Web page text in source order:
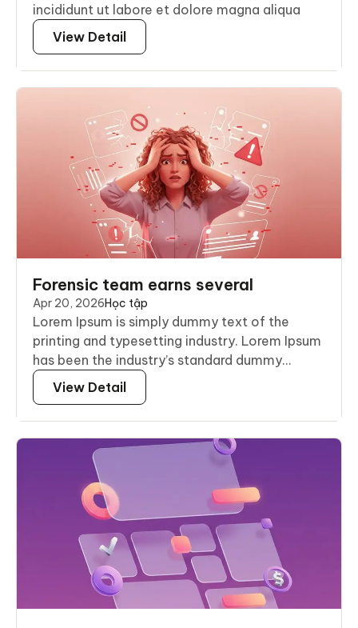
incididunt ut labore et dolore magna aliqua
View Detail
Forensic team earns several
Apr 20, 2026Học tập
Lorem Ipsum is simply dummy text of the
printing and typesetting industry. Lorem Ipsum
has been the industry’s standard dummy...
View Detail